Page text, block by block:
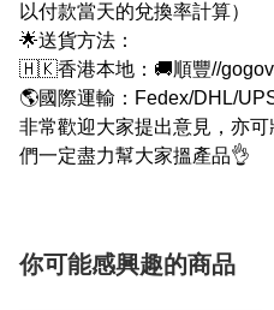
以付款當天的兌換率計算）
🌟送貨方法：
🇭🇰香港本地：🚚順豐//
🌎國際運輸：Fedex/DHL/
非常歡迎大家提出意見，亦
們一定盡力幫大家搵產品👌
你可能感興趣的商品